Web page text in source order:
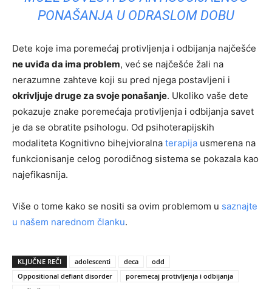
PONAŠANJA U ODRASLOM DOBU
Dete koje ima poremećaj protivljenja i odbijanja najčešće
ne uviđa da ima problem, već se najčešće žali na
nerazumne zahteve koji su pred njega postavljeni i
okrivljuje druge za svoje ponašanje. Ukoliko vaše dete
pokazuje znake poremećaja protivljenja i odbijanja savet
je da se obratite psihologu. Od psihoterapijskih
modaliteta Kognitivno bihejvioralna terapija usmerena na
funkcionisanje celog porodičnog sistema se pokazala kao
najefikasnija.
Više o tome kako se nositi sa ovim problemom u saznajte
u našem narednom članku.
KLJUČNE REČI adolescenti deca
odd
Oppositional defiant disorder
poremecaj protivljenja i odbijanja